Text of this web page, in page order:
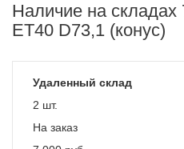
Наличие на складах
ET40 D73,1 (конус)
Удаленный склад
2 шт.
На заказ